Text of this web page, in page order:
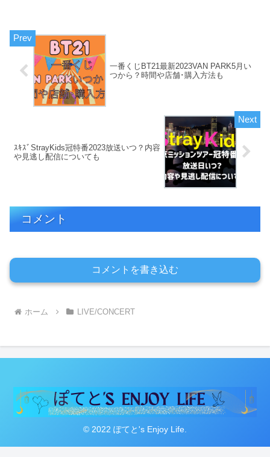
一番くじBT21最新2023VAN PARK5月い
つから？時間や店舗･購入方法も
ｽｷｽﾞStrayKids冠特番2023放送いつ？内容
や見逃し配信についても
コメント
コメントを書き込む
ホーム LIVE/CONCERT
© 2022 ぽてと's Enjoy Life.